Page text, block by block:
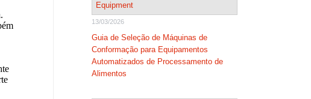
13/03/2026
Guia de Seleção de Máquinas de
Conformação para Equipamentos
Automatizados de Processamento de
Alimentos